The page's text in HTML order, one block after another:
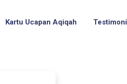
Kartu Ucapan Aqiqah Testimoni